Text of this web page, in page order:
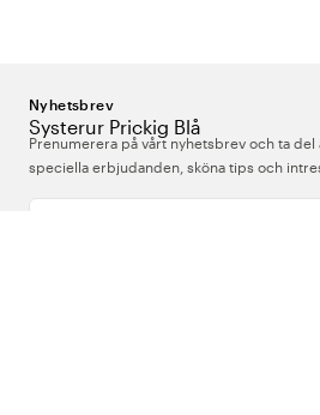
Systerur Prickig Blå
Nyhetsbrev
Prenumerera på vårt nyhetsbrev och ta del
speciella erbjudanden, sköna tips och
Ange din e-postadress